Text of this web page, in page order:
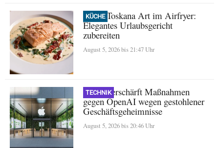
KÜCHE
Lachs Toskana Art im Airfryer:
Elegantes Urlaubsgericht
zubereiten
August 5, 2026 bis 21:47 Uhr
TECHNIK
Apple verschärft Maßnahmen
gegen OpenAI wegen gestohlener
Geschäftsgeheimnisse
August 5, 2026 bis 20:46 Uhr